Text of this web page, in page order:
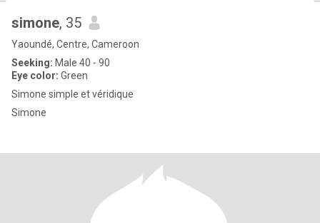
simone, 35
Yaoundé, Centre, Cameroon
Seeking: Male 40 - 90
Eye color: Green
Simone simple et véridique
Simone